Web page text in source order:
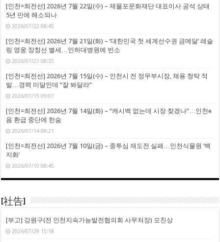
[인천=최전선] 2026년 7월 22일(수) – 제물포문화재단 대표이사 공석 상태
5년 만에 해소되나
2026/07/22 08:45
[인천=최전선] 2026년 7월 21일(화) – ‘대한민국 첫 세계선수권 금메달’ 레슬
링 영웅 장창선 별세…인하대병원에 빈소
2026/07/21 08:35
[인천=최전선] 2026년 7월 15일(수) – 인천시 전 정무부시장, 채용 청탁 적
발…경력 미달인데 “잘 봐달라”
2026/07/15 09:07
[인천=최전선] 2026년 7월 14일(화) – “캐시백 없는데 시장 찾겠나”…인천e
음 환급 중단에 한숨
2026/07/14 08:21
[인천=최전선] 2026년 7월 10일(금) – 중투심 재도전 실패…인천식물원 ‘백
지화’
2026/07/10 08:45
[社告]
[부고] 강원구(전 인천지속가능발전협의회 사무처장) 모친상
2026/07/29 15:18